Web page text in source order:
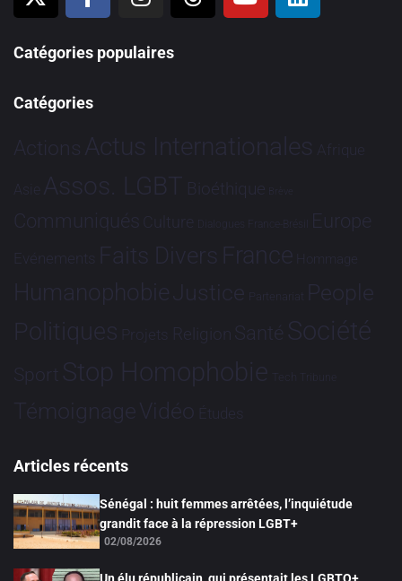
Catégories populaires
Catégories
Actions Actus Internationales Afrique
Asie Assos. LGBT Bioéthique Brève
Communiqués Culture Dialogues France-Brésil Europe
Evénements Faits Divers France Hommage
HumanophobieJustice Partenariat People
Politiques Projets Religion Santé Société
Sport Stop Homophobie Tech Tribune
TémoignageVidéo Études
Articles récents
Sénégal : huit femmes arrêtées, l’inquiétude
grandit face à la répression LGBT+
02/08/2026